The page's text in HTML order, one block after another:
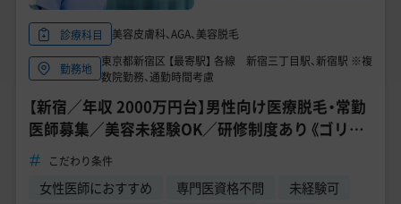
診療科目 美容皮膚科、AGA、美容脱毛
勤務地
東京都新宿区 【最寄駅】 各線 新宿三丁目駅、新宿駅 ※複
数院勤務、通勤時間考慮
【新宿／年収 2000万円台】男性向け医療脱毛・常勤
医師募集／美容未経験OK／研修制度あり《ゴリラ
クリニック 新宿本院》
こだわり条件
女性医師におすすめ 専門医資格不問
未経験可